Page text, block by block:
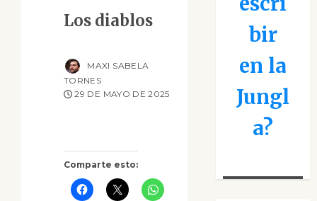
Los diablos
Comparte esto:
MAXI SABELA
TORNES
29 DE MAYO DE 2025
bir
en la
Jungl
a?